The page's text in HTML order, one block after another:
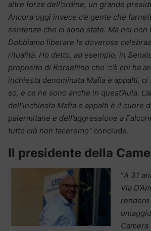
altre forze dell’ordine, un grande
Ancora oggi invece c’è gente che
sentenze che ci sono state. Ma noi non
Dobbiamo liberare le doverose
ritualità. Ho detto, ad esempio, in
proposito di Borsellino che ‘c’è chi ha
inchiesta denominata Mafia e appalti, ci
so, e ce ne sono anche in quest’Aula.
dell’inchiesta Mafia e appalti è il cuore
palermitane e dell’aggressione a
tutto ciò non taceremo” conclude.
Il presidente della
“A 31
Via